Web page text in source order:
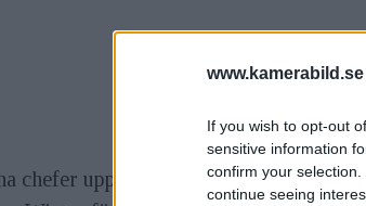
www.kamerabild.se
If you wish to opt-out
sensitive information
confirm your
continue seeing
chefer uppmanade mig att gå längre